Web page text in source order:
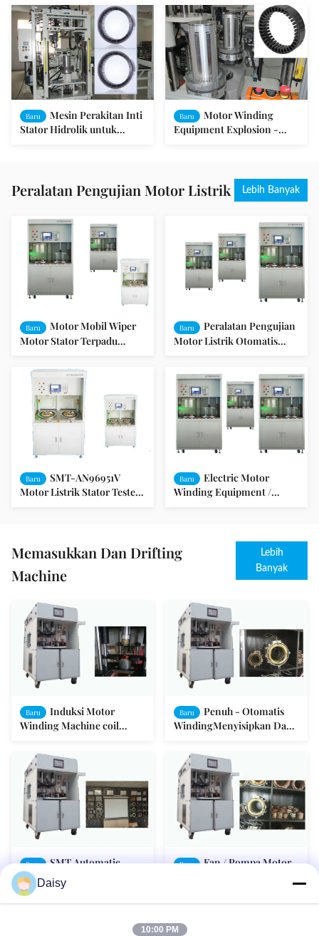
Baru
Mesin Perakitan Inti
Stator Hidrolik untuk
Baru
Motor Winding
Equipment Explosion -
Peralatan Pengujian Motor Listrik Lebih Banyak
Baru
Motor Mobil Wiper
Motor Stator Terpadu
AN96951V
Baru
Peralatan Pengujian
Motor Listrik Otomatis
Baru
SMT-AN96951V
Motor Listrik Stator Tester /
Baru
Electric Motor
Winding Equipment /
Memasukkan Dan Drifting
Machine
Lebih
Banyak
Baru
Induksi Motor
Winding Machine coil
Drift SMT - I
Baru
Penuh - Otomatis
WindingMenyisipkan Dan
Motor Stator
Baru
SMT Automatic
Winding Inserting And
Drifting Machine untuk
Motor Stator
Baru
Fan / Pompa Motor
stasiun Turntable
Daisy
10:00 PM